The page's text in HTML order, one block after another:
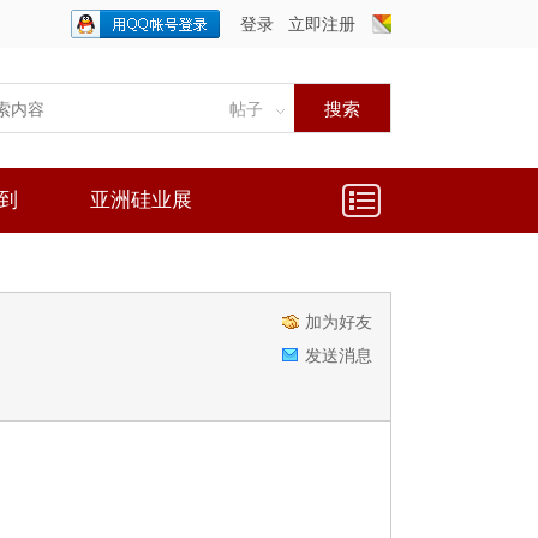
登录
立即注册
帖子 搜索
亚洲硅业展
加为好友
发送消息